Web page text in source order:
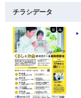
チラシデータ